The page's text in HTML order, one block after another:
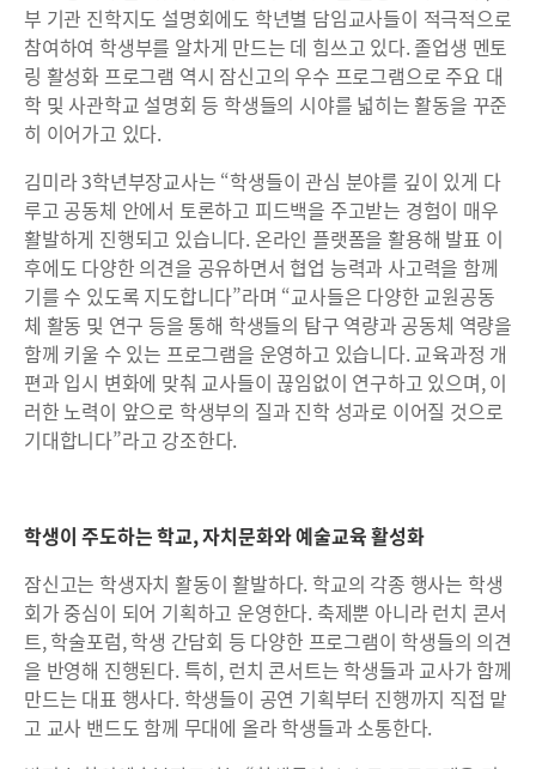
부 기관 진학지도 설명회에도 학년별 담임교사들이 적극적으로
참여하여 학생부를 알차게 만드는 데 힘쓰고 있다. 졸업생 멘토
링 활성화 프로그램 역시 잠신고의 우수 프로그램으로 주요 대
학 및 사관학교 설명회 등 학생들의 시야를 넓히는 활동을 꾸준
히 이어가고 있다.
김미라 3학년부장교사는 “학생들이 관심 분야를 깊이 있게 다
루고 공동체 안에서 토론하고 피드백을 주고받는 경험이 매우
활발하게 진행되고 있습니다. 온라인 플랫폼을 활용해 발표 이
후에도 다양한 의견을 공유하면서 협업 능력과 사고력을 함께
기를 수 있도록 지도합니다”라며 “교사들은 다양한 교원공동
체 활동 및 연구 등을 통해 학생들의 탐구 역량과 공동체 역량을
함께 키울 수 있는 프로그램을 운영하고 있습니다. 교육과정 개
편과 입시 변화에 맞춰 교사들이 끊임없이 연구하고 있으며, 이
러한 노력이 앞으로 학생부의 질과 진학 성과로 이어질 것으로
기대합니다”라고 강조한다.
학생이 주도하는 학교, 자치문화와 예술교육 활성화
잠신고는 학생자치 활동이 활발하다. 학교의 각종 행사는 학생
회가 중심이 되어 기획하고 운영한다. 축제뿐 아니라 런치 콘서
트, 학술포럼, 학생 간담회 등 다양한 프로그램이 학생들의 의견
을 반영해 진행된다. 특히, 런치 콘서트는 학생들과 교사가 함께
만드는 대표 행사다. 학생들이 공연 기획부터 진행까지 직접 맡
고 교사 밴드도 함께 무대에 올라 학생들과 소통한다.